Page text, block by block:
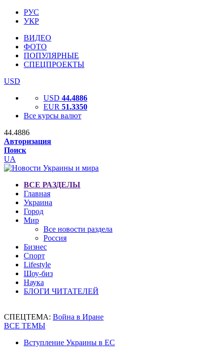
РУС
УКР
ВИДЕО
ФОТО
ПОПУЛЯРНЫЕ
СПЕЦПРОЕКТЫ
USD
USD 44.4886
EUR 51.3350
Все курсы валют
44.4886
Авторизация
Поиск
UA
ВСЕ РАЗДЕЛЫ
Главная
Украина
Город
Мир
Все новости раздела
Россия
Бизнес
Спорт
Lifestyle
Шоу-биз
Наука
БЛОГИ ЧИТАТЕЛЕЙ
СПЕЦТЕМА: Война в Иране
ВСЕ ТЕМЫ
Вступление Украины в ЕС